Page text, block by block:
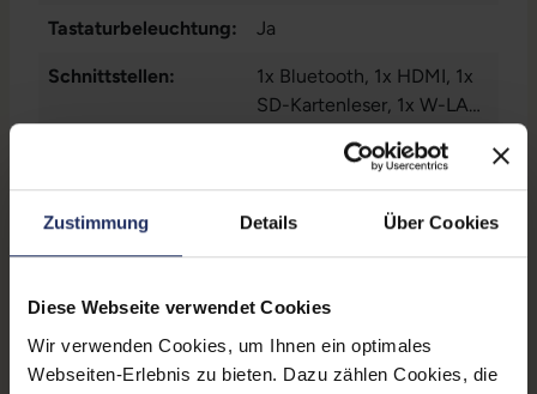
Zustimmung Details Über Cookies
Diese Webseite verwendet Cookies
Wir verwenden Cookies, um Ihnen ein optimales
Webseiten-Erlebnis zu bieten. Dazu zählen Cookies, die
Tastaturbeleuchtung: Ja
Schnittstellen: 1x Bluetooth, 1x HDMI, 1x
SD-Kartenleser, 1x W-LAN
LTE: Nein
Ziffernblock